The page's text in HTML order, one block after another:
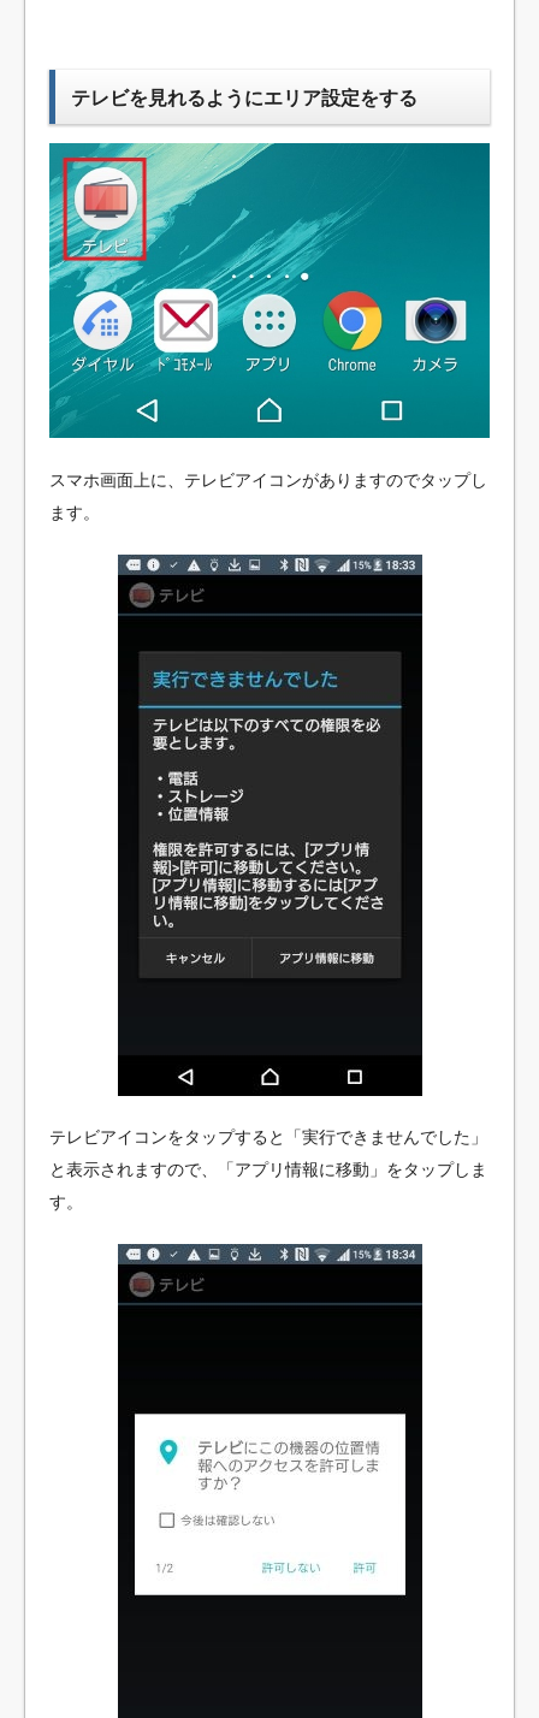
テレビを見れるようにエリア設定をする
スマホ画面上に、テレビアイコンがありますのでタップし
ます。
テレビアイコンをタップすると「実行できませんでした」
と表示されますので、「アプリ情報に移動」をタップしま
す。